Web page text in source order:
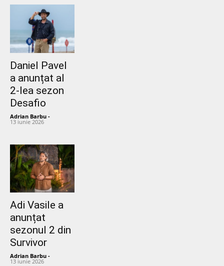
Daniel Pavel
a anunțat al
2-lea sezon
Desafio
Adrian Barbu -
13 iunie 2026
Adi Vasile a
anunțat
sezonul 2 din
Survivor
Adrian Barbu -
13 iunie 2026